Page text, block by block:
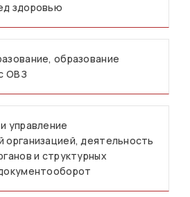
здоровью
образование
ОВЗ
управление
организацией, деятельность
и структурных